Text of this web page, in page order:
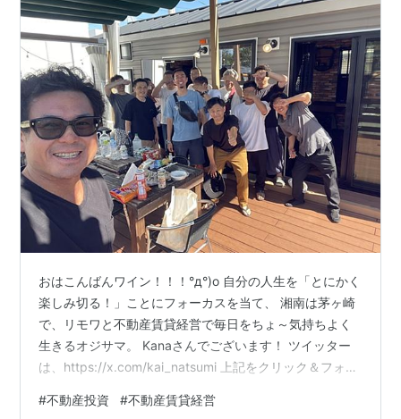
おはこんばんワイン！！！°д°)o 自分の人生を「とにかく
楽しみ切る！」ことにフォーカスを当て、 湘南は茅ヶ崎
で、リモワと不動産賃貸経営で毎日をちょ～気持ちよく
生きるオジサマ。 Kanaさんでございます！ ツイッター
は、https://x.com/kai_natsumi 上記をクリック＆フォロ
わけがありません°д°)。 が、あなたの人生にちょっとし
#不動産投資 #不動産賃貸経営